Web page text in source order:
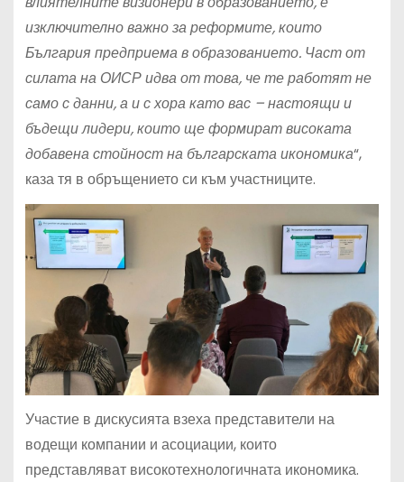
изключително важно за реформите, които
България предприема в образованието. Част от
силата на ОИСР идва от това, че те работят не
само с данни, а и с хора като вас – настоящи и
бъдещи лидери, които ще формират високата
добавена стойност на българската икономика“,
каза тя в обръщението си към участниците.
Участие в дискусията взеха представители на
водещи компании и асоциации, които
представляват високотехнологичната икономика.